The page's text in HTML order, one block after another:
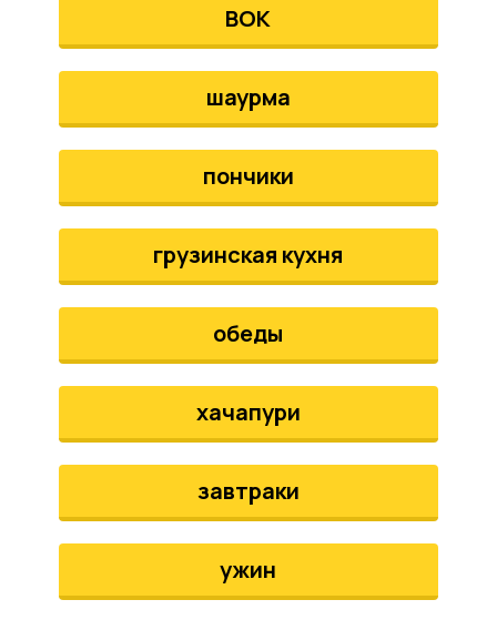
ВОК
шаурма
пончики
грузинская кухня
обеды
хачапури
завтраки
ужин